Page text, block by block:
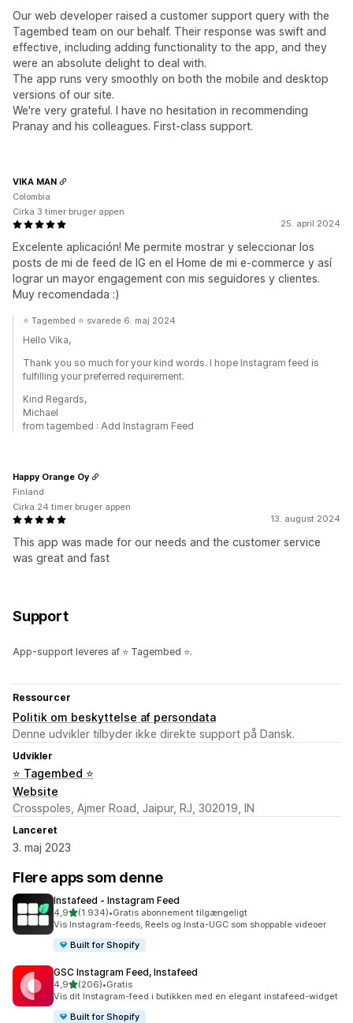
Our web developer raised a customer support query with the
Tagembed team on our behalf. Their response was swift and
effective, including adding functionality to the app, and they
were an absolute delight to deal with.
The app runs very smoothly on both the mobile and desktop
versions of our site.
We're very grateful. I have no hesitation in recommending
Pranay and his colleagues. First-class support.
25. april 2024
Excelente aplicación! Me permite mostrar y seleccionar los
posts de mi de feed de IG en el Home de mi e-commerce y así
lograr un mayor engagement con mis seguidores y clientes.
Muy recomendada :)
VIKA MAN
Colombia
Cirka 3 timer bruger appen
⭐ Tagembed ⭐ svarede 6. maj 2024
Hello Vika,
Thank you so much for your kind words. I hope Instagram feed is
fulfilling your preferred requirement.
Kind Regards,
Michael
from tagembed : Add Instagram Feed
13. august 2024
This app was made for our needs and the customer service
was great and fast
Happy Orange Oy
Finland
Cirka 24 timer bruger appen
Support
App-support leveres af ⭐ Tagembed ⭐.
Ressourcer
Politik om beskyttelse af persondata
Denne udvikler tilbyder ikke direkte support på Dansk.
Udvikler
⭐ Tagembed ⭐
Website
Crosspoles, Ajmer Road, Jaipur, RJ, 302019, IN
Lanceret
3. maj 2023
Flere apps som denne
Instafeed ‑ Instagram Feed
4,9ud af 5 stjerner
(1.934)
1934 anmeldelser i alt
•Gratis abonnement tilgængeligt
Vis Instagram-feeds, Reels og Insta-UGC som shoppable videoer
Built for Shopify
GSC Instagram Feed, Instafeed
4,9ud af 5 stjerner
(206)
206 anmeldelser i alt
•Gratis
Vis dit Instagram-feed i butikken med en elegant instafeed-widget
Built for Shopify